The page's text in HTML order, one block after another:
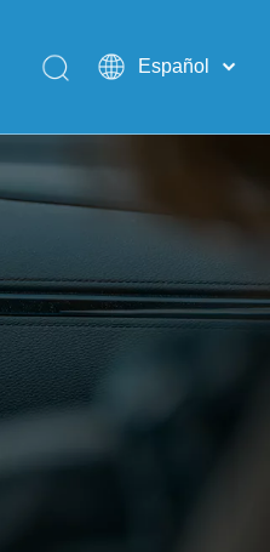
Español
Pусский